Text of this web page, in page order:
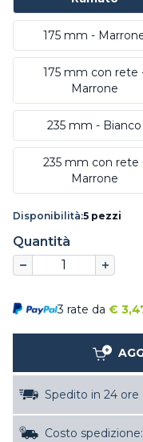
175 mm -
175 mm con rete
Marrone
235 mm - Bianco
235 mm con rete
Marrone
Disponibilità:5 pezzi
Quantità
3 rate da €
Spedito in 24 ore
Costo spedizione: